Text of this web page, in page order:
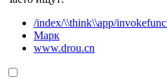
/index/\\think\\app/
Марк
www.drou.cn